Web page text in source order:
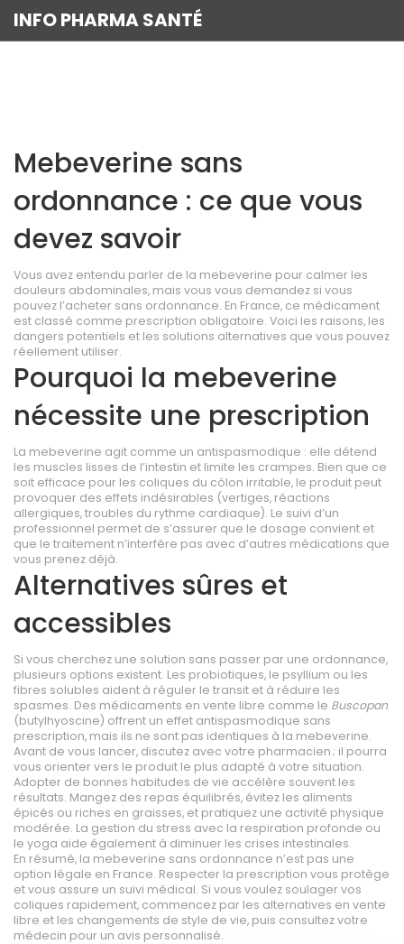
INFO PHARMA SANTÉ
Mebeverine sans
ordonnance : ce que vous
devez savoir
Vous avez entendu parler de la mebeverine pour calmer les
douleurs abdominales, mais vous vous demandez si vous
pouvez l’acheter sans ordonnance. En France, ce médicament
est classé comme prescription obligatoire. Voici les raisons, les
dangers potentiels et les solutions alternatives que vous pouvez
réellement utiliser.
Pourquoi la mebeverine
nécessite une prescription
La mebeverine agit comme un antispasmodique : elle détend
les muscles lisses de l’intestin et limite les crampes. Bien que ce
soit efficace pour les coliques du côlon irritable, le produit peut
provoquer des effets indésirables (vertiges, réactions
allergiques, troubles du rythme cardiaque). Le suivi d’un
professionnel permet de s’assurer que le dosage convient et
que le traitement n’interfère pas avec d’autres médications que
vous prenez déjà.
Alternatives sûres et
accessibles
Si vous cherchez une solution sans passer par une ordonnance,
plusieurs options existent. Les probiotiques, le psyllium ou les
fibres solubles aident à réguler le transit et à réduire les
spasmes. Des médicaments en vente libre comme le Buscopan
(butylhyoscine) offrent un effet antispasmodique sans
prescription, mais ils ne sont pas identiques à la mebeverine.
Avant de vous lancer, discutez avec votre pharmacien ; il pourra
vous orienter vers le produit le plus adapté à votre situation.
Adopter de bonnes habitudes de vie accélère souvent les
résultats. Mangez des repas équilibrés, évitez les aliments
épicés ou riches en graisses, et pratiquez une activité physique
modérée. La gestion du stress avec la respiration profonde ou
le yoga aide également à diminuer les crises intestinales.
En résumé, la mebeverine sans ordonnance n’est pas une
option légale en France. Respecter la prescription vous protège
et vous assure un suivi médical. Si vous voulez soulager vos
coliques rapidement, commencez par les alternatives en vente
libre et les changements de style de vie, puis consultez votre
médecin pour un avis personnalisé.